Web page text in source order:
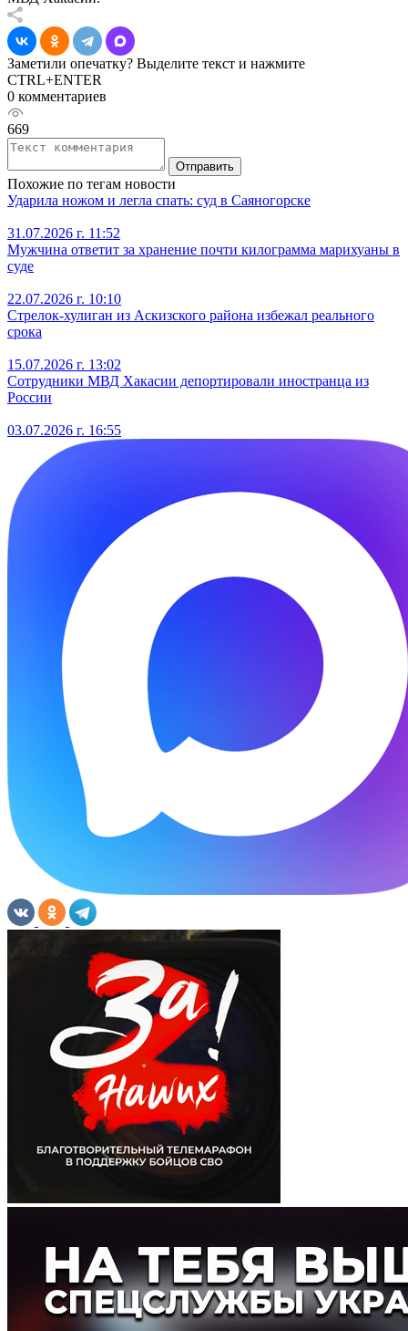
Заметили опечатку? Выделите текст и нажмите
CTRL+ENTER
0 комментариев
669
Отправить
Похожие по тегам новости
Ударила ножом и легла спать: суд в Саяногорске
31.07.2026 г. 11:52
Мужчина ответит за хранение почти килограмма марихуаны в
суде
22.07.2026 г. 10:10
Стрелок-хулиган из Аскизского района избежал реального
срока
15.07.2026 г. 13:02
Сотрудники МВД Хакасии депортировали иностранца из
России
03.07.2026 г. 16:55